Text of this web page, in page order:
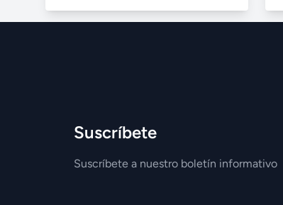
Suscríbete
Suscríbete a nuestro boletín informativo